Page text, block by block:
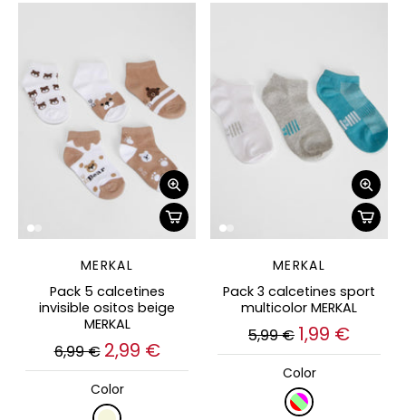
MERKAL
Pack 5 calcetines
invisible ositos beige
MERKAL
6,99 € 2,99 €
Color
MERKAL
Pack 3 calcetines sport
multicolor MERKAL
5,99 € 1,99 €
Color